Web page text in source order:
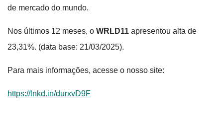
de mercado do mundo.
Nos últimos 12 meses, o WRLD11 apresentou alta de
23,31%. (data base: 21/03/2025).
Para mais informações, acesse o nosso site:
https://lnkd.in/durxvD9F